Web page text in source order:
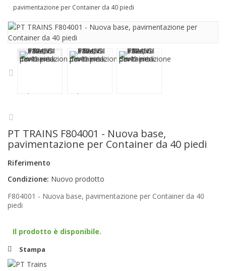
pavimentazione per Container da 40 piedi
PT TRAINS F804001 - Nuova base,
pavimentazione per Container da 40 piedi
Riferimento
Condizione: Nuovo prodotto
F804001 - Nuova base, pavimentazione per Container da 40
piedi
Il prodotto è disponibile.
Stampa